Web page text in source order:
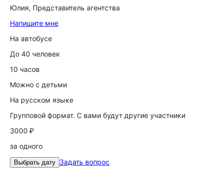
Юлия, Представитель агентства
Напишите мне
На автобусе
До 40 человек
10 часов
Можно с детьми
На русском языке
Групповой формат. С вами будут другие участники
3000 ₽
за одного
Выбрать дату Задать вопрос